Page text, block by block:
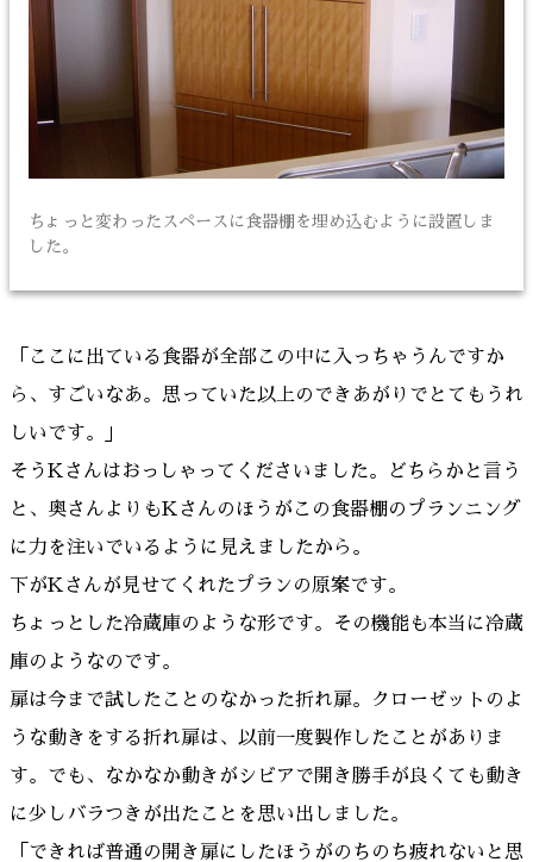
ちょっと変わったスペースに食器棚を埋め込むように設置しま
した。
「ここに出ている食器が全部この中に入っちゃうんですか
ら、すごいなあ。思っていた以上のできあがりでとてもうれ
しいです。」
そうKさんはおっしゃってくださいました。どちらかと言う
と、奥さんよりもKさんのほうがこの食器棚のプランニング
に力を注いでいるように見えましたから。
下がKさんが見せてくれたプランの原案です。
ちょっとした冷蔵庫のような形です。その機能も本当に冷蔵
庫のようなのです。
扉は今まで試したことのなかった折れ扉。クローゼットのよ
うな動きをする折れ扉は、以前一度製作したことがありま
す。でも、なかなか動きがシビアで開き勝手が良くても動き
に少しバラつきが出たことを思い出しました。
「できれば普通の開き扉にしたほうがのちのち疲れないと思